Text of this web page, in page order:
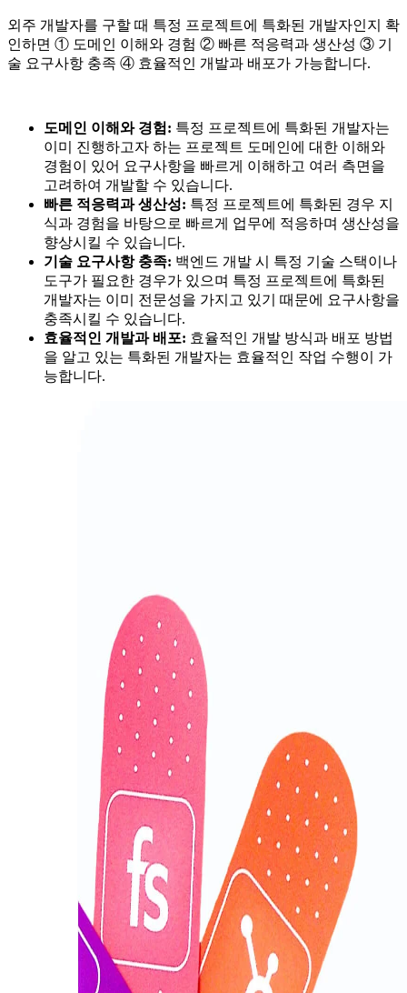
외주 개발자를 구할 때 특정 프로젝트에 특화된 개발자인지 확
인하면 ① 도메인 이해와 경험 ② 빠른 적응력과 생산성 ③ 기
술 요구사항 충족 ④ 효율적인 개발과 배포가 가능합니다.
도메인 이해와 경험: 특정 프로젝트에 특화된 개발자는
이미 진행하고자 하는 프로젝트 도메인에 대한 이해와
경험이 있어 요구사항을 빠르게 이해하고 여러 측면을
고려하여 개발할 수 있습니다.
빠른 적응력과 생산성: 특정 프로젝트에 특화된 경우 지
식과 경험을 바탕으로 빠르게 업무에 적응하며 생산성을
향상시킬 수 있습니다.
기술 요구사항 충족: 백엔드 개발 시 특정 기술 스택이나
도구가 필요한 경우가 있으며 특정 프로젝트에 특화된
개발자는 이미 전문성을 가지고 있기 때문에 요구사항을
충족시킬 수 있습니다.
효율적인 개발과 배포: 효율적인 개발 방식과 배포 방법
을 알고 있는 특화된 개발자는 효율적인 작업 수행이 가
능합니다.